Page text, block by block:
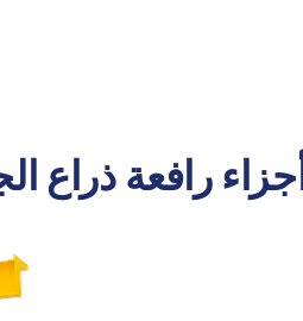
أجزاء رافعة ذراع